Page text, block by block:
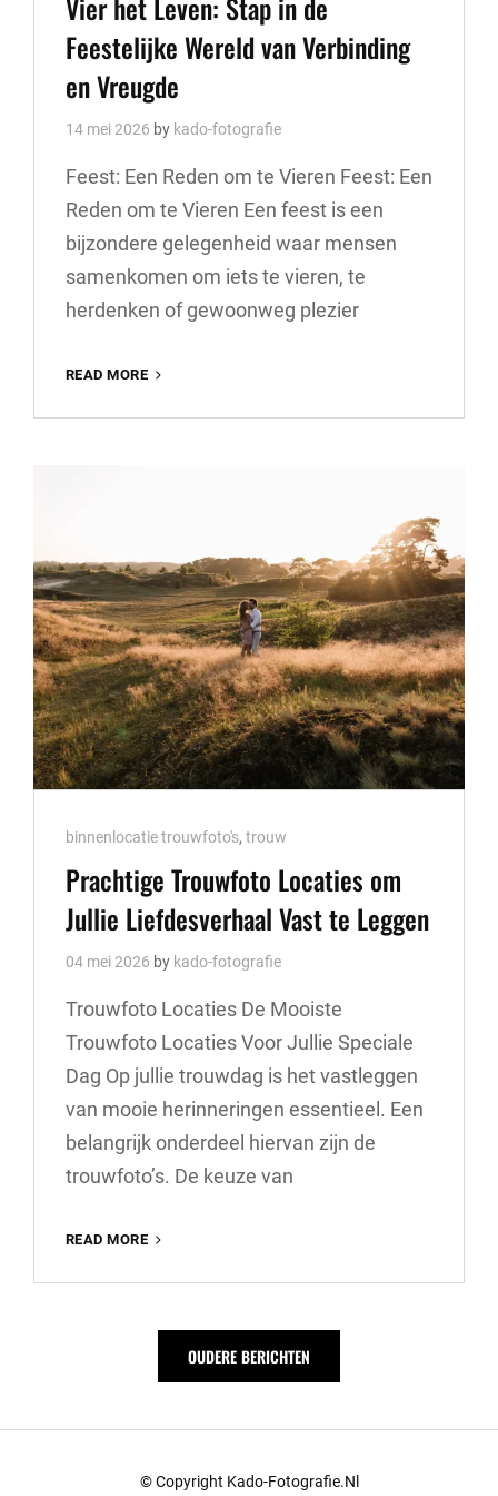
Vier het Leven: Stap in de
Feestelijke Wereld van Verbinding
en Vreugde
14 mei 2026 by kado-fotografie
Feest: Een Reden om te Vieren Feest: Een
Reden om te Vieren Een feest is een
bijzondere gelegenheid waar mensen
samenkomen om iets te vieren, te
herdenken of gewoonweg plezier
READ MORE
LEVEN:
VAN
VERBINDING
EN
VREUGDE
Cat
Links
binnenlocatie trouwfoto's, trouw
Prachtige Trouwfoto Locaties om
Jullie Liefdesverhaal Vast te Leggen
04 mei 2026 by kado-fotografie
Trouwfoto Locaties De Mooiste
Trouwfoto Locaties Voor Jullie Speciale
Dag Op jullie trouwdag is het vastleggen
van mooie herinneringen essentieel. Een
belangrijk onderdeel hiervan zijn de
trouwfoto’s. De keuze van
READ MORE
LOCATIES
JULLIE
LIEFDESVERHAAL
VAST
LEGGEN
BerichtnavigatieOUDERE BERICHTEN
© Copyright Kado-Fotografie.nl